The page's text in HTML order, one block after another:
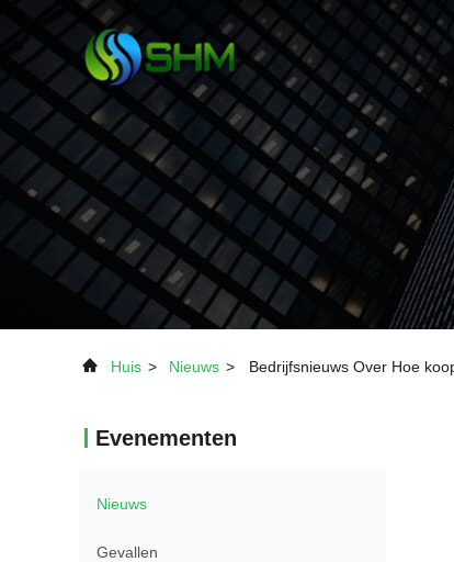
Huis > Nieuws > Bedrijfsnieuws Over Hoe
Evenementen
Nieuws
Gevallen